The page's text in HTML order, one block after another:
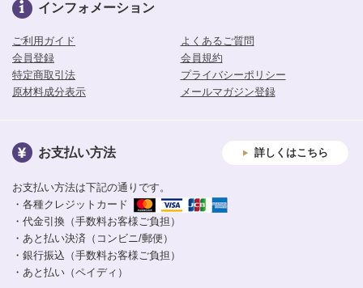
インフォメーション
ご利用ガイド
よくあるご質問
会員登録
会員規約
特定商取引法
プライバシーポリシー
原材料成分表示
メールマガジン登録
お支払い方法 詳しくはこちら
お支払い方法は下記の通りです。
・各種クレジットカード
・代金引換（手数料お客様ご負担）
・あと払い決済（コンビニ/郵便）
・銀行振込（手数料お客様ご負担）
・あと払い（ペイディ）